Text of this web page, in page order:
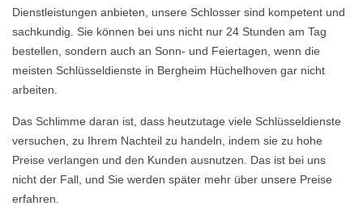
Dienstleistungen anbieten, unsere Schlosser sind kompetent und
sachkundig. Sie können bei uns nicht nur 24 Stunden am Tag
bestellen, sondern auch an Sonn- und Feiertagen, wenn die
meisten Schlüsseldienste in Bergheim Hüchelhoven gar nicht
arbeiten.
Das Schlimme daran ist, dass heutzutage viele Schlüsseldienste
versuchen, zu Ihrem Nachteil zu handeln, indem sie zu hohe
Preise verlangen und den Kunden ausnutzen. Das ist bei uns
nicht der Fall, und Sie werden später mehr über unsere Preise
erfahren.